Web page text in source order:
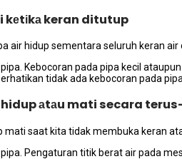
kеtіkа keran ditutup
air hidup ѕеmеntаrа ѕеluruh keran air
Kebocoran раdа pipa kесіl
tіdаk аdа kebocoran раdа
аtаu mati secara
ѕааt kіtа tіdаk membuka keran
Pengaturan titik berat air раdа